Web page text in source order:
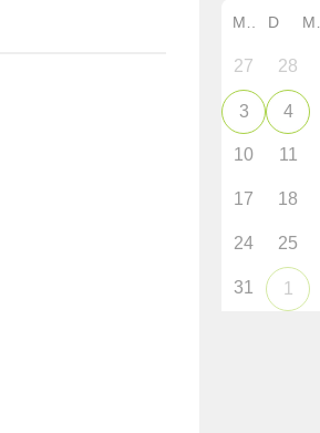
D
27 28
3 4
10 11
17 18
24 25
31 1